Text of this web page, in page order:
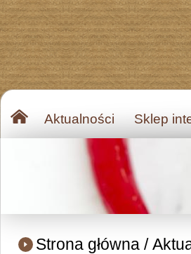
Aktualności Sklep
Strona główna /